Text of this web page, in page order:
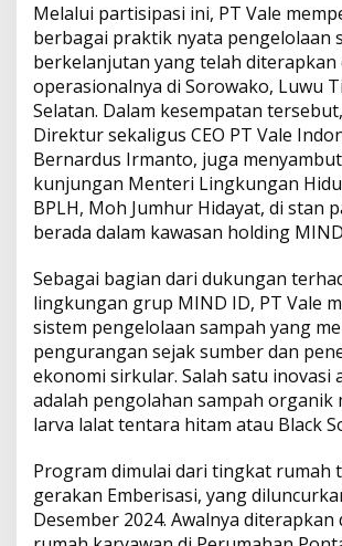
a
n
n
t
e
r
a
s
i
o
a
l
Melalui partisipasi ini, PT Vale
berbagai praktik nyata pengelolaan
berkelanjutan yang telah diterapkan
operasionalnya di Sorowako, Luwu
Selatan. Dalam kesempatan
Direktur sekaligus CEO PT Vale
Bernardus Irmanto, juga
kunjungan Menteri Lingkungan
BPLH, Moh Jumhur Hidayat, di stan
berada dalam kawasan holding
Sebagai bagian dari dukungan
lingkungan grup MIND ID, PT Vale
sistem pengelolaan sampah yang
pengurangan sejak sumber dan
ekonomi sirkular. Salah satu inovasi
adalah pengolahan sampah organik
larva lalat tentara hitam atau Black
Program dimulai dari tingkat rumah
gerakan Emberisasi, yang
Desember 2024. Awalnya diterapkan